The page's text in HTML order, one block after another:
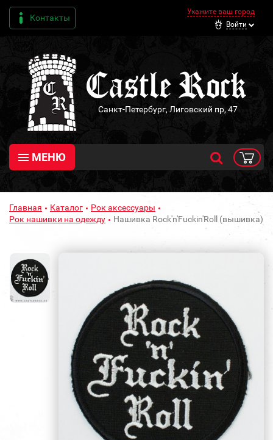
Контакты
Укажите ваш город
Войти
Санкт-Петербург, Лиговский пр, 47
МЕНЮ
Главная Каталог
Рок аксессуары
Рок нашивки на одежду
Нашивка Rock'n'Fuckin'Roll (вышивка)